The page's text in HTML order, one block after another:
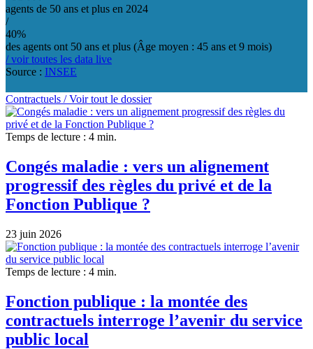
agents de 50 ans et plus en 2024
/
40%
des agents ont 50 ans et plus (Âge moyen : 45 ans et 9 mois)
/ voir toutes les data live
Source : INSEE
Contractuels /Voir tout le dossier
Temps de lecture : 4 min.
Congés maladie : vers un alignement
progressif des règles du privé et de la
Fonction Publique ?
23 juin 2026
Temps de lecture : 4 min.
Fonction publique : la montée des
contractuels interroge l’avenir du service
public local